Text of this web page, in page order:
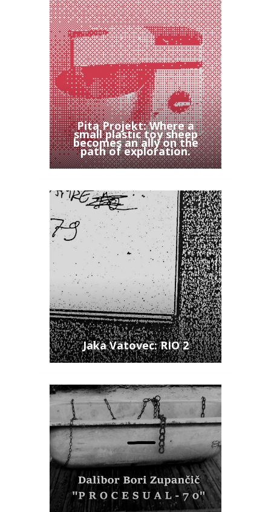
Pita Projekt: Where a
small plastic toy sheep
becomes an ally on the
path of exploration.
Jaka Vatovec: RIO 2